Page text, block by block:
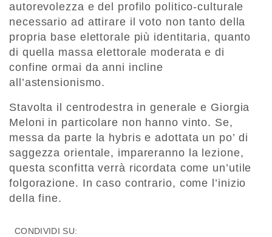
autorevolezza e del profilo politico-culturale
necessario ad attirare il voto non tanto della
propria base elettorale più identitaria, quanto
di quella massa elettorale moderata e di
confine ormai da anni incline
all’astensionismo.
Stavolta il centrodestra in generale e Giorgia
Meloni in particolare non hanno vinto. Se,
messa da parte la hybris e adottata un po’ di
saggezza orientale, impareranno la lezione,
questa sconfitta verrà ricordata come un’utile
folgorazione. In caso contrario, come l’inizio
della fine.
CONDIVIDI SU: